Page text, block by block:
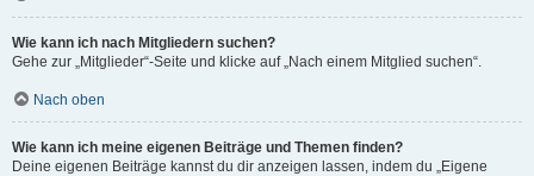
Wie kann ich nach Mitgliedern suchen?
Gehe zur „Mitglieder“-Seite und klicke auf „Nach einem Mitglied suchen“.
Nach oben
Wie kann ich meine eigenen Beiträge und Themen finden?
Deine eigenen Beiträge kannst du dir anzeigen lassen, indem du „Eigene